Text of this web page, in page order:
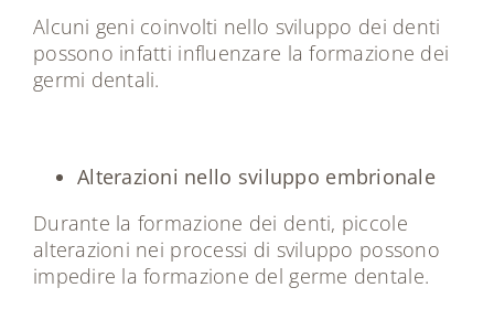
Alcuni geni coinvolti nello sviluppo dei denti
possono infatti influenzare la formazione dei
germi dentali.
Alterazioni nello sviluppo embrionale
Durante la formazione dei denti, piccole
alterazioni nei processi di sviluppo possono
impedire la formazione del germe dentale.